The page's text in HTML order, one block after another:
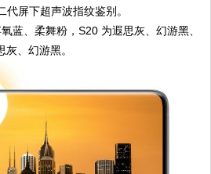
屏下超声波指纹鉴别。
蓝、柔舞粉，S20 为遐思灰、幻游黑、
、幻游黑。